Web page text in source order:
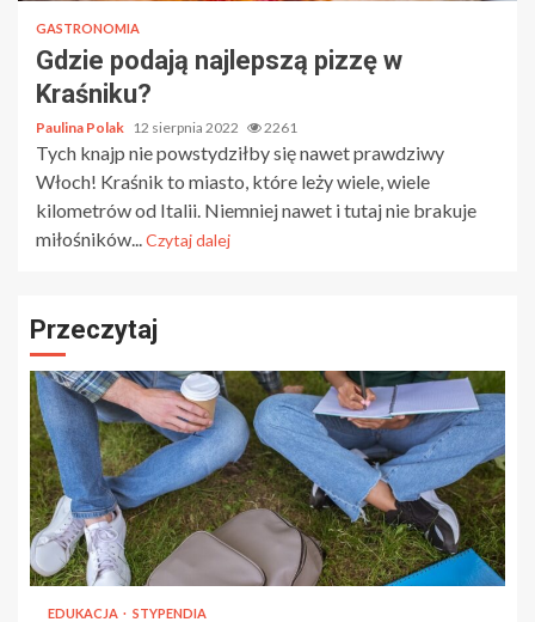
GASTRONOMIA
Gdzie podają najlepszą pizzę w
Kraśniku?
Paulina Polak 12 sierpnia 2022 2261
Tych knajp nie powstydziłby się nawet prawdziwy
Włoch! Kraśnik to miasto, które leży wiele, wiele
kilometrów od Italii. Niemniej nawet i tutaj nie brakuje
miłośników...Czytaj dalej
Przeczytaj
EDUKACJA STYPENDIA